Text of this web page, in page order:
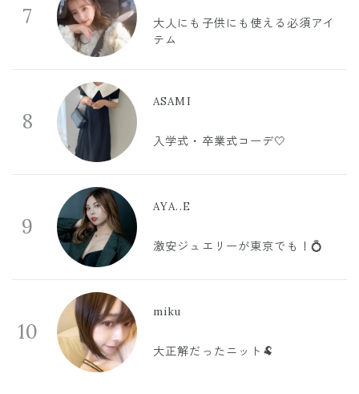
7
大人にも子供にも使える必須アイ
テム
8
ASAMI
入学式・卒業式コーデ🤍
9
AYA..E
激安ジュエリーが東京でも！💍
10
miku
大正解だったニット🐏